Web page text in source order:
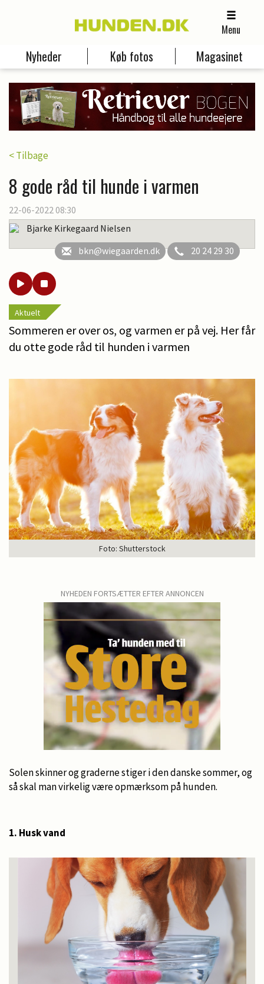
Menu
Nyheder Køb fotos Magasinet
< Tilbage
8 gode råd til hunde i varmen
22-06-2022 08:30
Bjarke Kirkegaard Nielsen
bkn@wiegaarden.dk
20 24 29 30
Aktuelt
Sommeren er over os, og varmen er på vej. Her får
du otte gode råd til hunden i varmen
Foto: Shutterstock
NYHEDEN FORTSÆTTER EFTER ANNONCEN
Solen skinner og graderne stiger i den danske sommer, og
så skal man virkelig være opmærksom på hunden.
1. Husk vand